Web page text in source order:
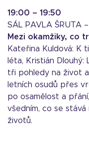
19:00 – 19:50
SÁL PAVLA ŠRUTA
Mezi okamžiky, co
Kateřina Kuldová: K
léta, Kristián
tři pohledy na život
letních osudů přes
po osamělost a
všedním, co se stává
životů.